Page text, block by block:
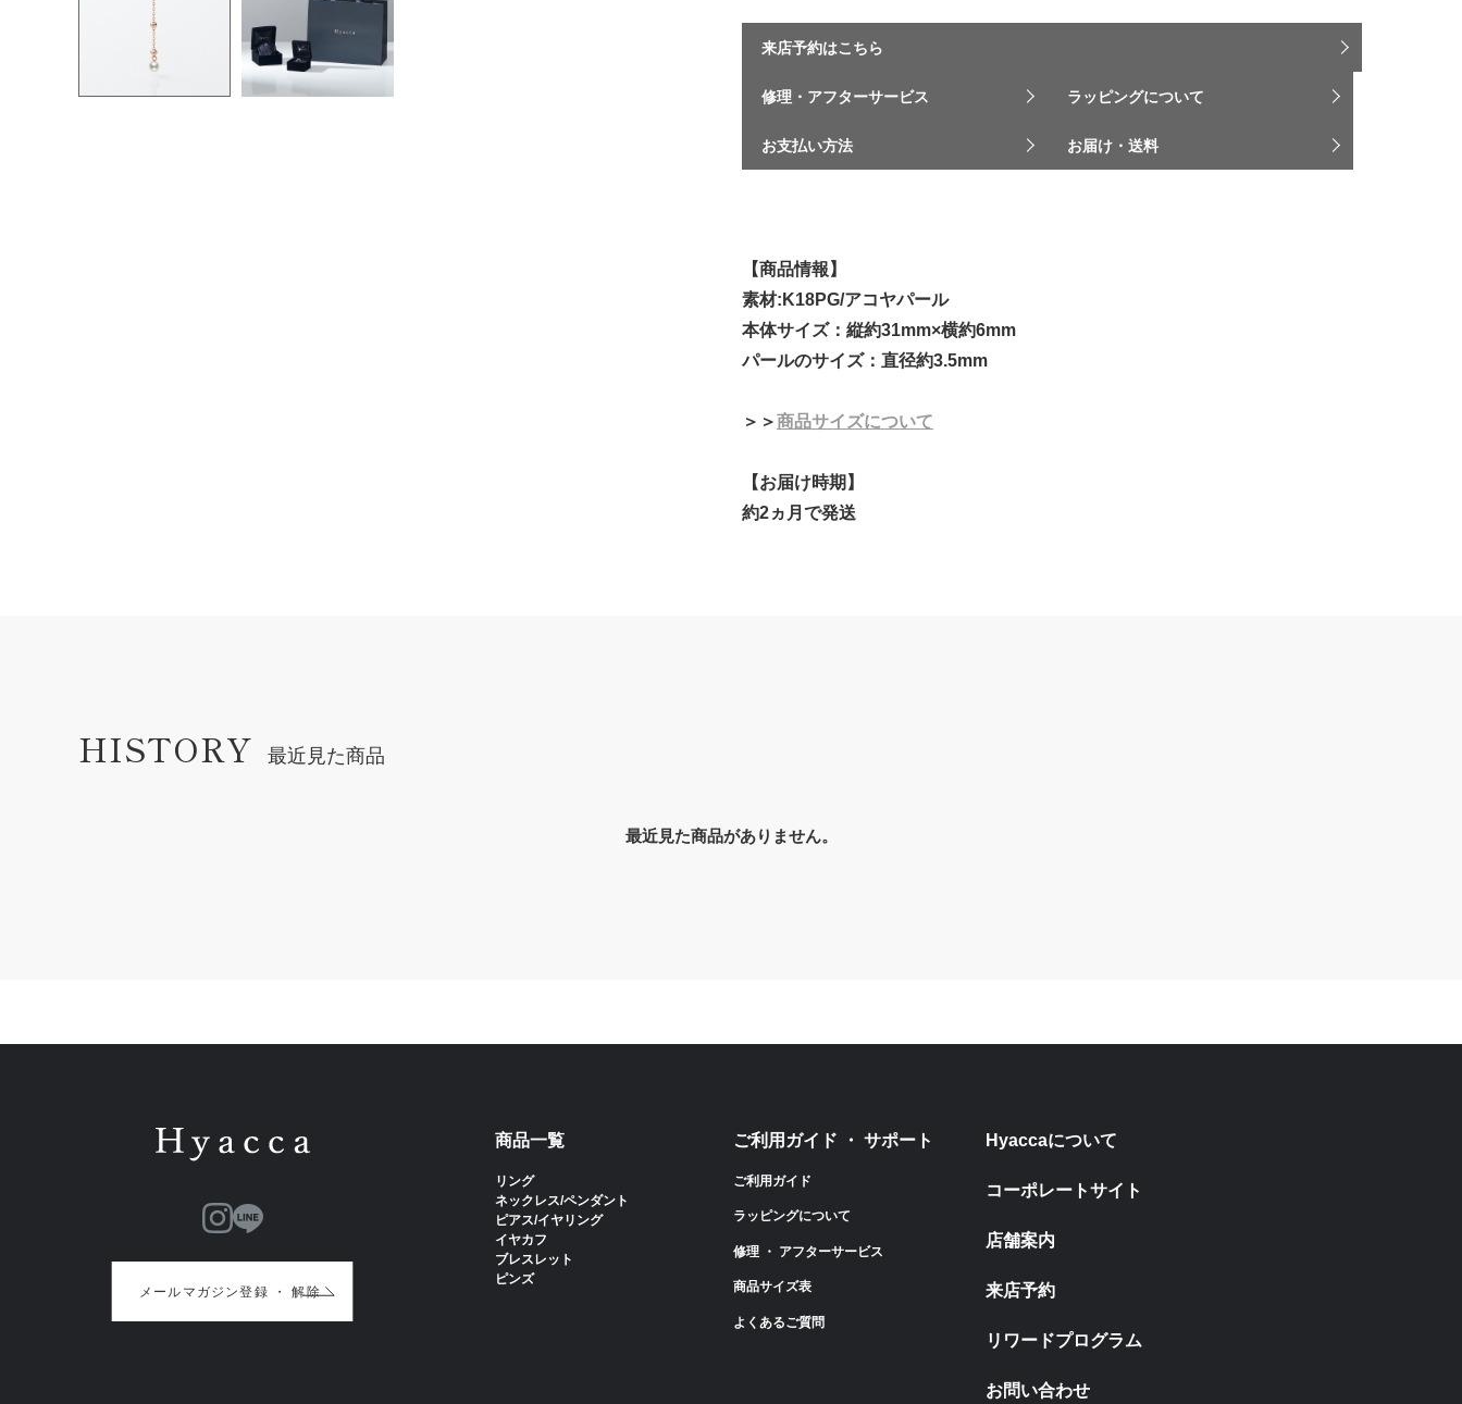
来店予約はこちら
修理・アフターサービス ラッピングについて
お支払い方法 お届け・送料
【商品情報】
素材:K18PG/アコヤパール
本体サイズ：縦約31mm×横約6mm
パールのサイズ：直径約3.5mm
＞＞商品サイズについて
【お届け時期】
約2ヵ月で発送
HISTORY
最近見た商品がありません。
メールマガジン登録 ・ 解除
商品一覧
リング
ネックレス/ペンダント
ピアス/イヤリング
イヤカフ
ブレスレット
ピンズ
ご利用ガイド ・ サポート
ご利用ガイド
ラッピングについて
修理 ・ アフターサービス
商品サイズ表
よくあるご質問
Hyaccaについて
コーポレートサイト
店舗案内
来店予約
リワードプログラム
お問い合わせ